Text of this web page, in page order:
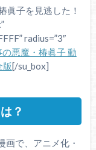
眞子を見逃した！
radius=”3″
の悪魔・椿眞子 動
版[/su_box]
？
画で、アニメ化・